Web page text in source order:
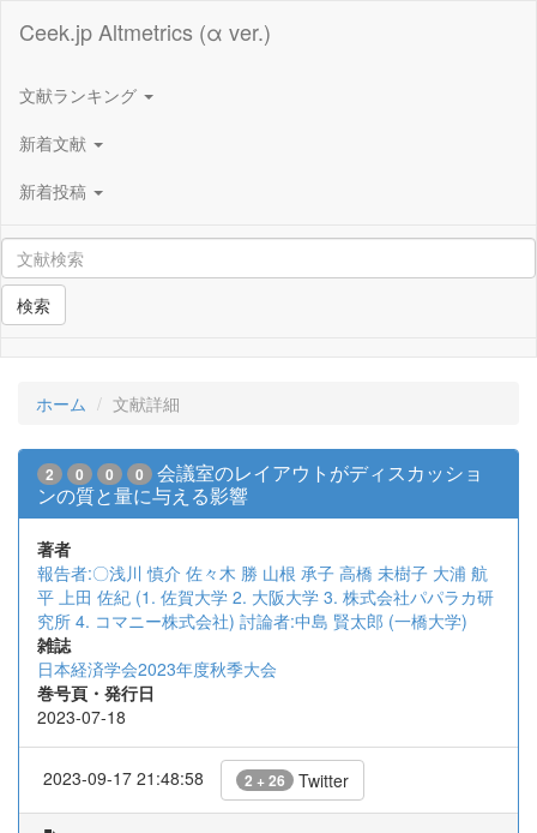
Ceek.jp Altmetrics (α ver.)
文献ランキング
新着文献
新着投稿
検索
ホーム 文献詳細
2 0 0 0
会議室のレイアウトがディスカッショ
ンの質と量に与える影響
著者
報告者:〇浅川 慎介 佐々木 勝 山根 承子 ⾼橋 未樹⼦ ⼤浦 航
平 上⽥ 佐紀 (1. 佐賀大学 2. 大阪大学 3. 株式会社パパラカ研
究所 4. コマニー株式会社) 討論者:中島 賢太郎 (一橋大学)
雑誌
日本経済学会2023年度秋季大会
巻号頁・発行日
2023-07-18
2023-09-17 21:48:58 2 + 26 Twitter